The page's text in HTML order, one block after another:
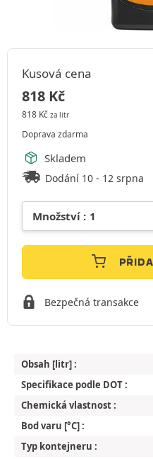
Kusová cena
818 Kč
818 Kč za litr
Doprava zdarma
Skladem
Dodání 10 - 12 srpna
Bezpečná transakce
Obsah [litr] :
Specifikace podle DOT :
Chemická vlastnost :
Bod varu [°C] :
Typ kontejneru :